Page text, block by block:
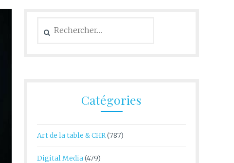
Catégories
Art de la table & CHR(787)
Digital Media (479)